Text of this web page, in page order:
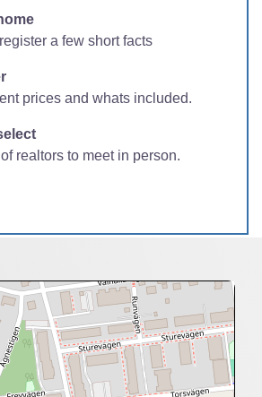
a few short facts
prices and whats included.
realtors to meet in person.